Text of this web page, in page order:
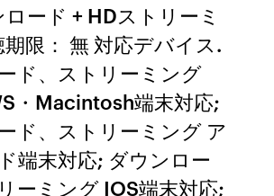
ード + HDストリーミ
期限： 無 対応デバイス.
ド、ストリーミング
・Macintosh端末対応;
ド、ストリーミング ア
端末対応; ダウンロー
ーミング IOS端末対応;